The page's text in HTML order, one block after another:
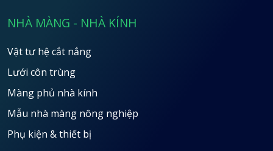
NHÀ MÀNG - NHÀ KÍNH
Vật tư hệ cắt nắng
Lưới côn trùng
Màng phủ nhà kính
Mẫu nhà màng nông nghiệp
Phụ kiện & thiết bị